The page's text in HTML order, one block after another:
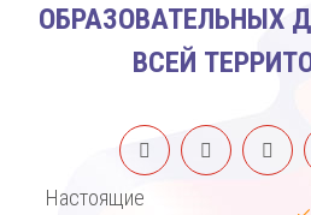
ОБРАЗОВАТЕЛЬНЫХ
ВСЕЙ
Настоящие